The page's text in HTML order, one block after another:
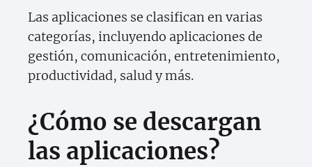
Las aplicaciones se clasifican en varias
categorías, incluyendo aplicaciones de
gestión, comunicación, entretenimiento,
productividad, salud y más.
¿Cómo se descargan
las aplicaciones?